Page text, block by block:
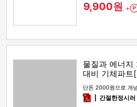
9,900원 +
물질과 에너지
대비 기체파
단돈 2000원으로 개
pdf간절한정시러